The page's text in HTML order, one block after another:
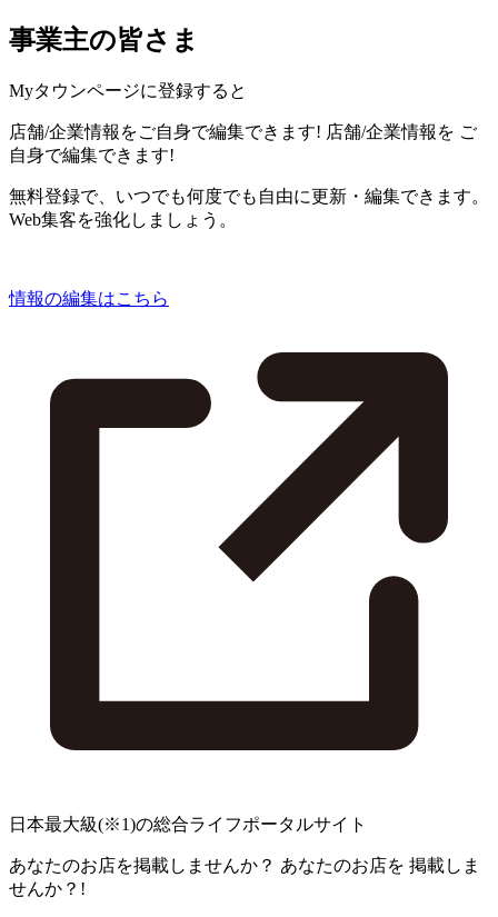
事業主の皆さま
Myタウンページに登録すると
店舗/企業情報をご自身で編集できます! 店舗/企業情報を ご
自身で編集できます!
無料登録で、いつでも何度でも自由に更新・編集できます。
Web集客を強化しましょう。
情報の編集はこちら
日本最大級(※1)の総合ライフポータルサイト
あなたのお店を掲載しませんか？ あなたのお店を 掲載しま
せんか？!